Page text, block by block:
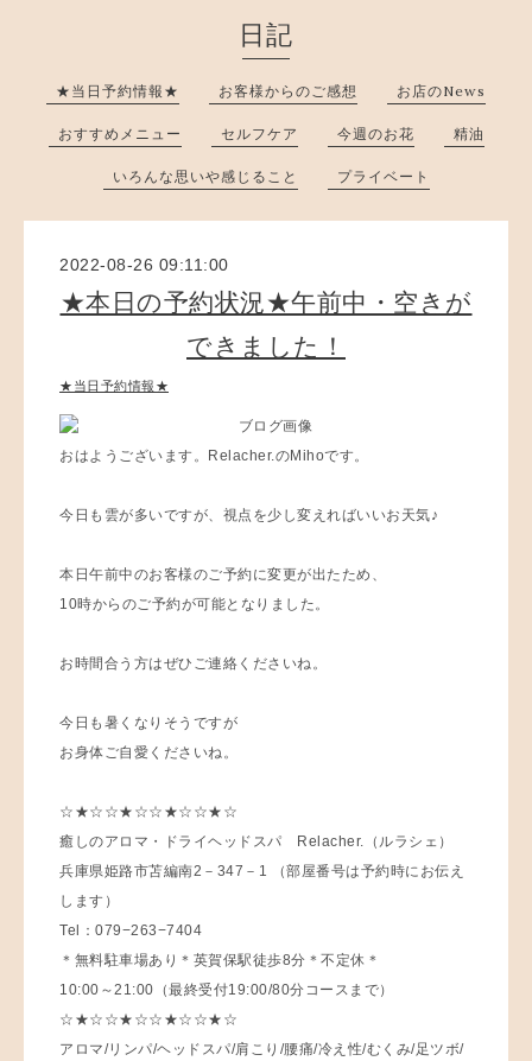
日記
★当日予約情報★ お客様からのご感想 お店のNews
おすすめメニュー セルフケア 今週のお花 精油
いろんな思いや感じること プライベート
2022-08-26 09:11:00
★本日の予約状況★午前中・空きが
できました！
★当日予約情報★
おはようございます。Relacher.のMihoです。
今日も雲が多いですが、視点を少し変えればいいお天気♪
本日午前中のお客様のご予約に変更が出たため、
10時からのご予約が可能となりました。
お時間合う方はぜひご連絡くださいね。
今日も暑くなりそうですが
お身体ご自愛くださいね。
☆★☆☆★☆☆★☆☆★☆
癒しのアロマ・ドライヘッドスパ Relacher.（ルラシェ）
兵庫県姫路市苫編南2－347－1 （部屋番号は予約時にお伝え
します）
Tel：079−263−7404
＊無料駐車場あり＊英賀保駅徒歩8分＊不定休＊
10:00～21:00（最終受付19:00/80分コースまで）
☆★☆☆★☆☆★☆☆★☆
アロマ/リンパ/ヘッドスパ/肩こり/腰痛/冷え性/むくみ/足ツボ/